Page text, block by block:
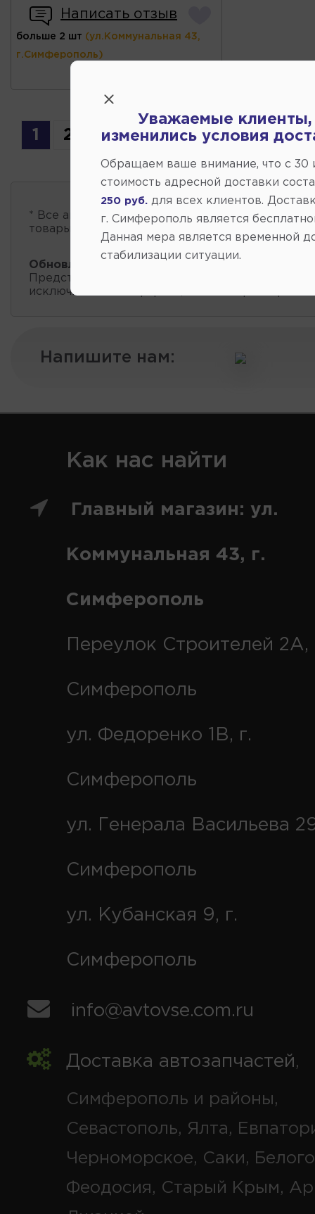
Написать отзыв
больше 2 шт (ул.Коммунальная 43,
г.Симферополь)
1 2
* Все автозапчастиесть в наличии, обновление
товары проходит несколько раз в сутки.
Обновление остатков и цен:
Представленные данные о запчастях на этой
исключительно информационный характер.
Напишите нам:
Как нас найти
Главный магазин: ул.
Коммунальная 43, г.
Симферополь
Переулок Строителей 2А,
Симферополь
ул. Федоренко 1В, г.
Симферополь
ул. Генерала Васильева
Симферополь
ул. Кубанская 9, г.
Симферополь
info@avtovse.com.ru
Доставка автозапчастей,
Симферополь и районы,
Севастополь, Ялта,
Черноморское, Саки,
Феодосия, Старый Крым,
Уважаемые клиенты,
изменились условия
Обращаем ваше внимание, что c 30
стоимость адресной доставки
250 руб. для всех клиентов.
г. Симферополь является
Данная мера является временной
стабилизации ситуации.